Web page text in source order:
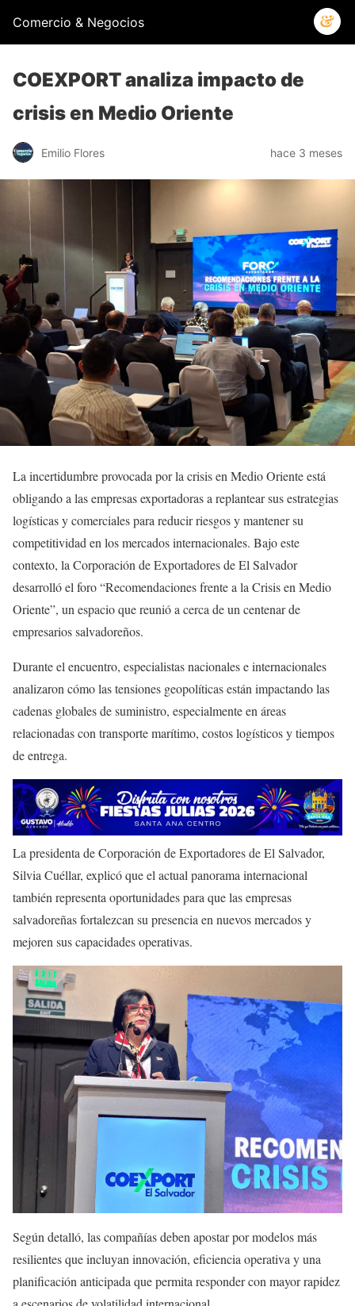
Comercio & Negocios
COEXPORT analiza impacto de
crisis en Medio Oriente
Emilio Flores hace 3 meses
La incertidumbre provocada por la crisis en Medio Oriente está
obligando a las empresas exportadoras a replantear sus estrategias
logísticas y comerciales para reducir riesgos y mantener su
competitividad en los mercados internacionales. Bajo este
contexto, la Corporación de Exportadores de El Salvador
desarrolló el foro “Recomendaciones frente a la Crisis en Medio
Oriente”, un espacio que reunió a cerca de un centenar de
empresarios salvadoreños.
Durante el encuentro, especialistas nacionales e internacionales
analizaron cómo las tensiones geopolíticas están impactando las
cadenas globales de suministro, especialmente en áreas
relacionadas con transporte marítimo, costos logísticos y tiempos
de entrega.
La presidenta de Corporación de Exportadores de El Salvador,
Silvia Cuéllar, explicó que el actual panorama internacional
también representa oportunidades para que las empresas
salvadoreñas fortalezcan su presencia en nuevos mercados y
mejoren sus capacidades operativas.
Según detalló, las compañías deben apostar por modelos más
resilientes que incluyan innovación, eficiencia operativa y una
planificación anticipada que permita responder con mayor rapidez